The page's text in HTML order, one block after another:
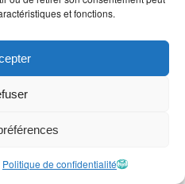
et fonctions.
Politique de confidentialité